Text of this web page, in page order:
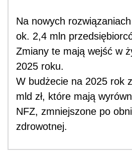
Na nowych
ok. 2,4 mln
Zmiany te mają wejść w
2025 roku.
W budżecie na 2025 rok
mld zł, które mają
NFZ, zmniejszone po
zdrowotnej.